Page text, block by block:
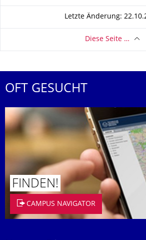
Letzte Änderung:
Diese Seite …
OFT GESUCHT
FINDEN!
CAMPUS NAVIGATOR